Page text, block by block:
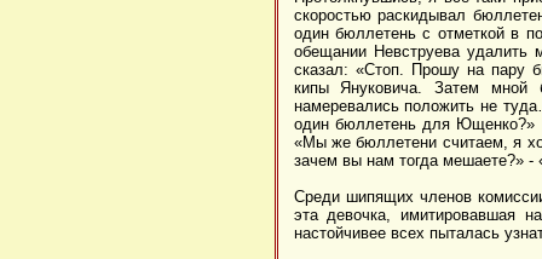
скоростью раскидывал
один бюллетень с отметкой в
обещании Невструева удалить
сказал: «Стоп. Прошу на пару
кипы Януковича. Затем
намеревались положить не
один бюллетень для Ющенко?»
«Мы же бюллетени считаем, я
зачем вы нам тогда мешаете?» -
Среди шипящих членов
эта девочка, имитировавшая
настойчивее всех пыталась